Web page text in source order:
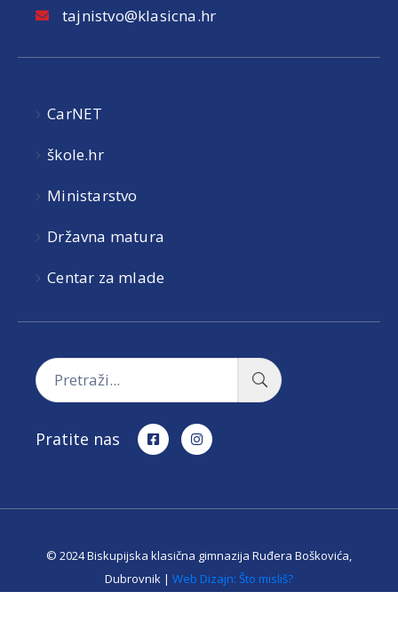
tajnistvo@klasicna.hr
CarNET
škole.hr
Ministarstvo
Državna matura
Centar za mlade
Pratite nas
© 2024 Biskupijska klasična gimnazija Ruđera Boškovića,
Dubrovnik | Web Dizajn: Što misliš?